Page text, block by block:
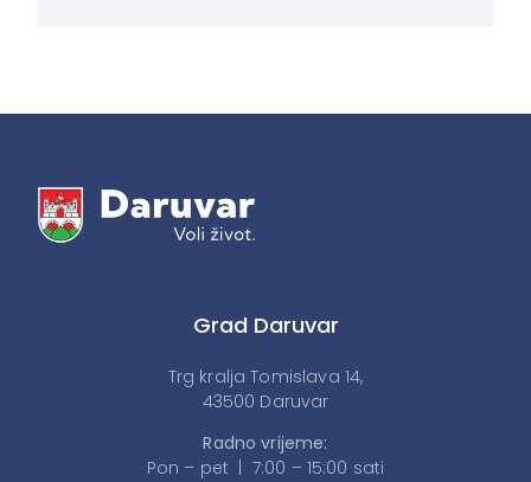
Grad Daruvar
Trg kralja Tomislava 14,
43500 Daruvar
Radno vrijeme:
Pon – pet | 7:00 – 15:00 sati